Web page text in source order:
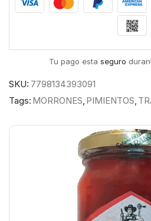
Tu pago esta seguro
SKU: 7798134393091
Tags: MORRONES, PIMIENTOS,